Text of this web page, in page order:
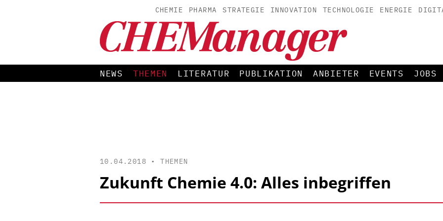
CHEMIE PHARMA STRATEGIE INNOVATION TECHNOLOGIE ENERGIE
NEWS THEMEN LITERATUR PUBLIKATION ANBIETER EVENTS JOBS
10.04.2018 •THEMEN
Zukunft Chemie 4.0: Alles inbegriffen